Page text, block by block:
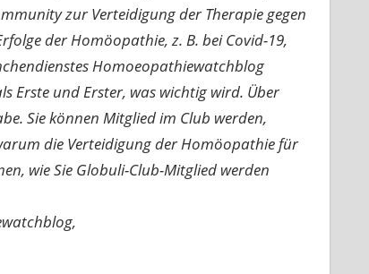
zur Verteidigung der Therapie gegen
der Homöopathie, z. B. bei Covid-19,
Homoeopathiewatchblog
Erste und Erster, was wichtig wird. Über
Sie können Mitglied im Club werden,
die Verteidigung der Homöopathie für
wie Sie Globuli-Club-Mitglied werden